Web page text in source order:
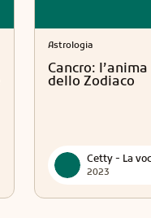
Astrologia
Cancro:
dello Zodiaco
2023